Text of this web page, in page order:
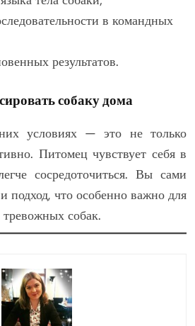
в командных
результатов.
собаку дома
условиях — это не только
Питомец чувствует себя в
сосредоточиться. Вы сами
подход, что особенно важно для
собак.